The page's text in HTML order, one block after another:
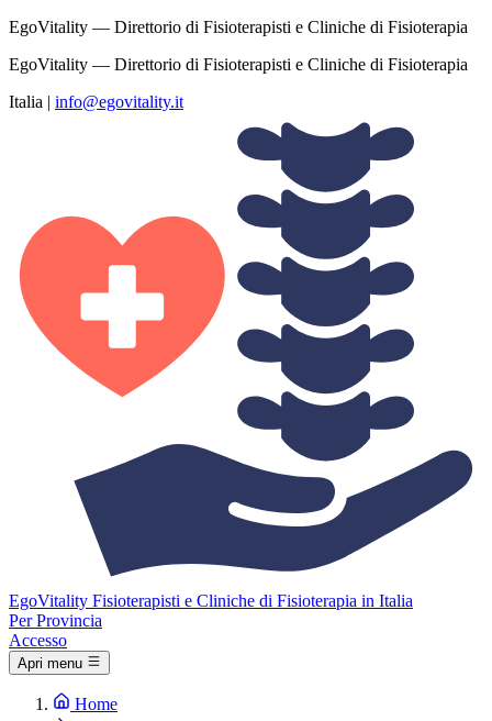
EgoVitality — Direttorio di Fisioterapisti e Cliniche di Fisioterapia
EgoVitality — Direttorio di Fisioterapisti e Cliniche di Fisioterapia
Italia | info@egovitality.it
EgoVitality Fisioterapisti e Cliniche di Fisioterapia in Italia
Per Provincia
Accesso
Apri menu
Home